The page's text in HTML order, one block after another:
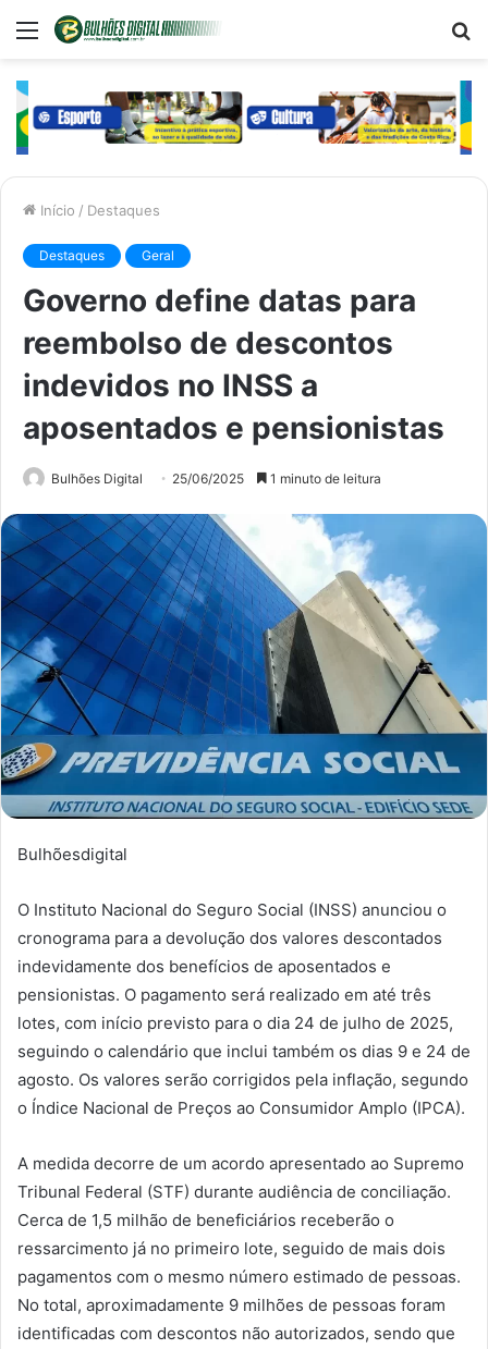
Menu
Início / Destaques
Destaques Geral
Governo define datas para
reembolso de descontos
indevidos no INSS a
aposentados e pensionistas
Bulhões Digital 25/06/2025 1 minuto de leitura
Bulhõesdigital
O Instituto Nacional do Seguro Social (INSS) anunciou o
cronograma para a devolução dos valores descontados
indevidamente dos benefícios de aposentados e
pensionistas. O pagamento será realizado em até três
lotes, com início previsto para o dia 24 de julho de 2025,
seguindo o calendário que inclui também os dias 9 e 24 de
agosto. Os valores serão corrigidos pela inflação, segundo
o Índice Nacional de Preços ao Consumidor Amplo (IPCA).
A medida decorre de um acordo apresentado ao Supremo
Tribunal Federal (STF) durante audiência de conciliação.
Cerca de 1,5 milhão de beneficiários receberão o
ressarcimento já no primeiro lote, seguido de mais dois
pagamentos com o mesmo número estimado de pessoas.
No total, aproximadamente 9 milhões de pessoas foram
identificadas com descontos não autorizados, sendo que